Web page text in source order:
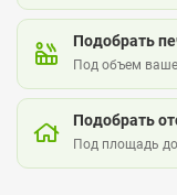
Подобрать
Под объем
Подобрать
Под площадь